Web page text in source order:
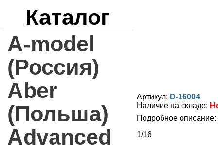
Каталог
A-model
(Россия)
Aber
(Польша)
Advanced
Артикул: D-16004
Наличие на складе:
Подробное описание:
1/16